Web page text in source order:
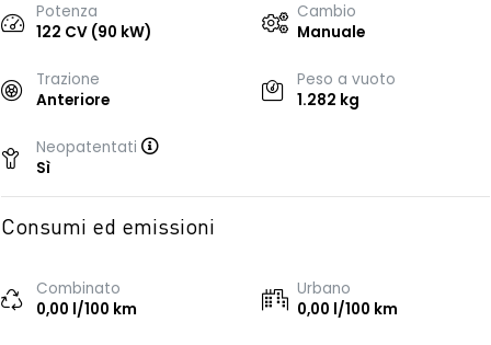
Potenza
122 CV (90 kW)
Cambio
Manuale
Trazione
Anteriore
Peso a vuoto
1.282 kg
Neopatentati
Sì
Consumi ed emissioni
Combinato
0,00 l/100 km
Urbano
0,00 l/100 km